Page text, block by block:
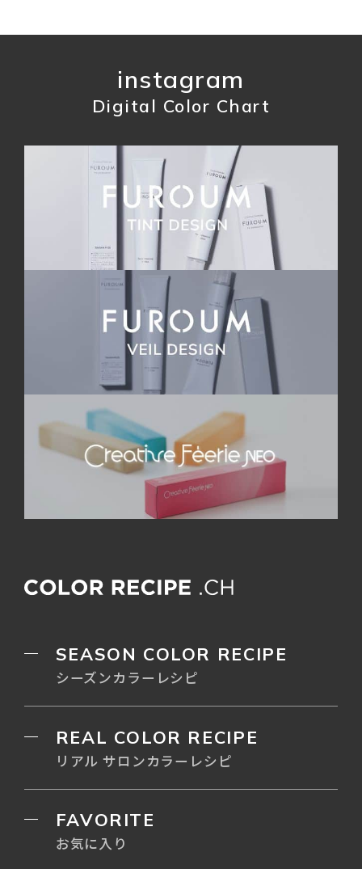
instagram
Digital Color Chart
SEASON COLOR RECIPE
シーズンカラーレシピ
REAL COLOR RECIPE
リアル サロンカラーレシピ
FAVORITE
お気に入り